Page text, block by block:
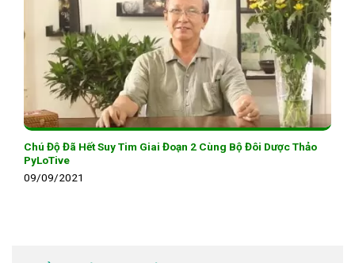
Chú Độ Đã Hết Suy Tim Giai Đoạn 2 Cùng Bộ Đôi Dược Thảo
PyLoTive
09/09/2021